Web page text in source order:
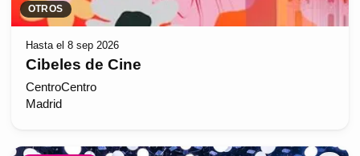
OTROS
Hasta el 8 sep 2026
Cibeles de Cine
CentroCentro
Madrid